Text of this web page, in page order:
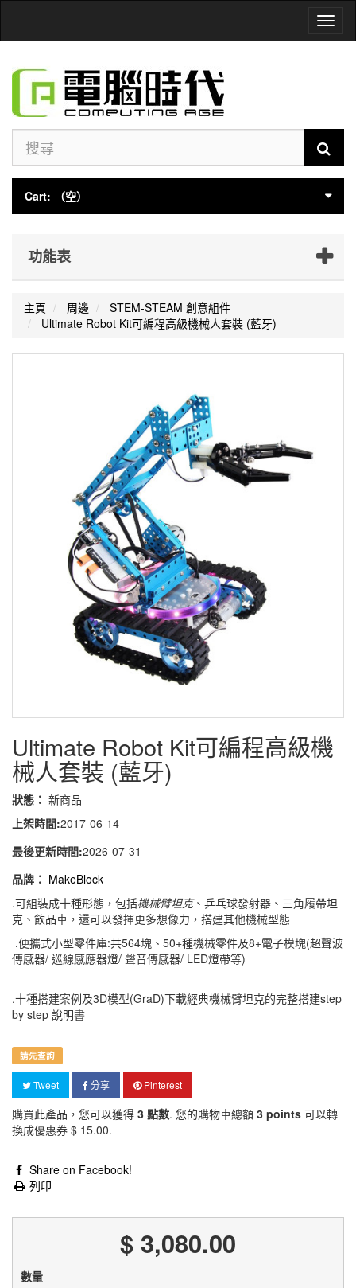
Cart: （空）
功能表
主頁 周邊
STEM-STEAM 創意組件
Ultimate Robot Kit可編程高級機械人套裝 (藍牙)
Ultimate Robot Kit可編程高級機
械人套裝 (藍牙)
狀態： 新商品
上架時間:2017-06-14
最後更新時間:2026-07-31
品牌： MakeBlock
.可組裝成十種形態，包括機械臂坦克、乒乓球發射器、三角履帶坦
克、飲品車，還可以發揮更多想像力，搭建其他機械型態
.便攜式小型零件庫:共564塊、50+種機械零件及8+電子模塊(超聲波
傳感器/ 巡線感應器燈/ 聲音傳感器/ LED燈帶等)
.十種搭建案例及3D模型(GraD)下載經典機械臂坦克的完整搭建step
by step 說明書
請先查詢
Tweet 分享 Pinterest
購買此產品，您可以獲得 3 點數. 您的購物車總額 3 points 可以轉
換成優惠券 $ 15.00.
Share on Facebook!
列印
$ 3,080.00
數量